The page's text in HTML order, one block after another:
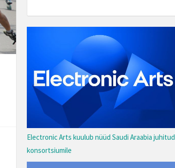
Electronic Arts kuulub nüüd Saudi Araabia juhitud
konsortsiumile